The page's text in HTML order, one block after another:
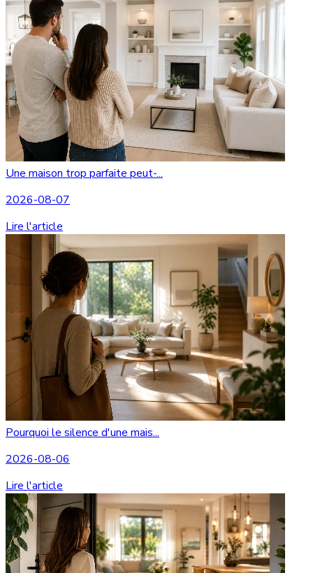
Une maison trop parfaite peut-...
2026-08-07
Lire l'article
Pourquoi le silence d'une mais...
2026-08-06
Lire l'article